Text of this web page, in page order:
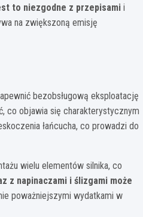
to niezgodne z przepisami i
na zwiększoną emisję
bezobsługową eksploatację
co objawia się charakterystycznym
łańcucha, co prowadzi do
wielu elementów silnika, co
z napinaczami i ślizgami może
poważniejszymi wydatkami w